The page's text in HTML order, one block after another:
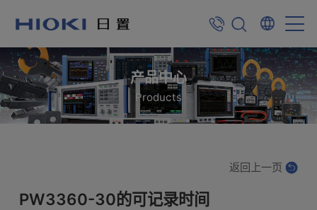
产品中心
Products
PW3360-30的可记录时间
返回上一页